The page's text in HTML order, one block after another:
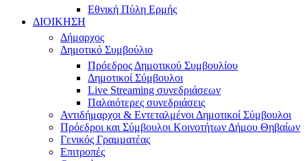
Εθνική Πύλη Ερμής
ΔΙΟΙΚΗΣΗ
Δήμαρχος
Δημοτικό Συμβούλιο
Πρόεδρος Δημοτικού Συμβουλίου
Δημοτικοί Σύμβουλοι
Live Streaming συνεδριάσεων
Παλαιότερες συνεδριάσεις
Αντιδήμαρχοι & Εντεταλμένοι Δημοτικοί Σύμβουλοι
Πρόεδροι και Σύμβουλοι Κοινοτήτων Δήμου Θηβαίων
Γενικός Γραμματέας
Επιτροπές